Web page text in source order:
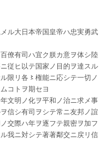
ル大日本帝国皇帝ハ忠実勇武
僚有司ハ宜ク朕カ意ヲ体シ陸
従ヒ以テ国家ノ目的ヲ達スル
限リ各〻権能ニ応シテ一切ノ
コトヲ期セヨ
文明ノ化ヲ平和ノ治ニ求メ事
信シ有司ヲシテ常ニ友邦ノ誼
交際ハ年ヲ逐フテ親密ヲ加フ
我ニ対シテ著著鄰交ニ戻リ信